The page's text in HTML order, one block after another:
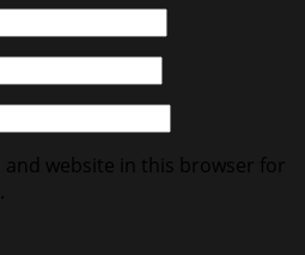
and website in this browser for